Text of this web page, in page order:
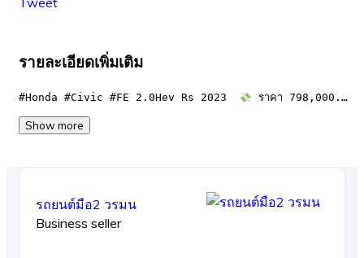
รายละเอียดเพิ่มเติม
#Honda #Civic #FE 2.0Hev Rs 2023 ราคา 798,000.…
Show more
รถยนต์มือ2 วรมน
Business seller